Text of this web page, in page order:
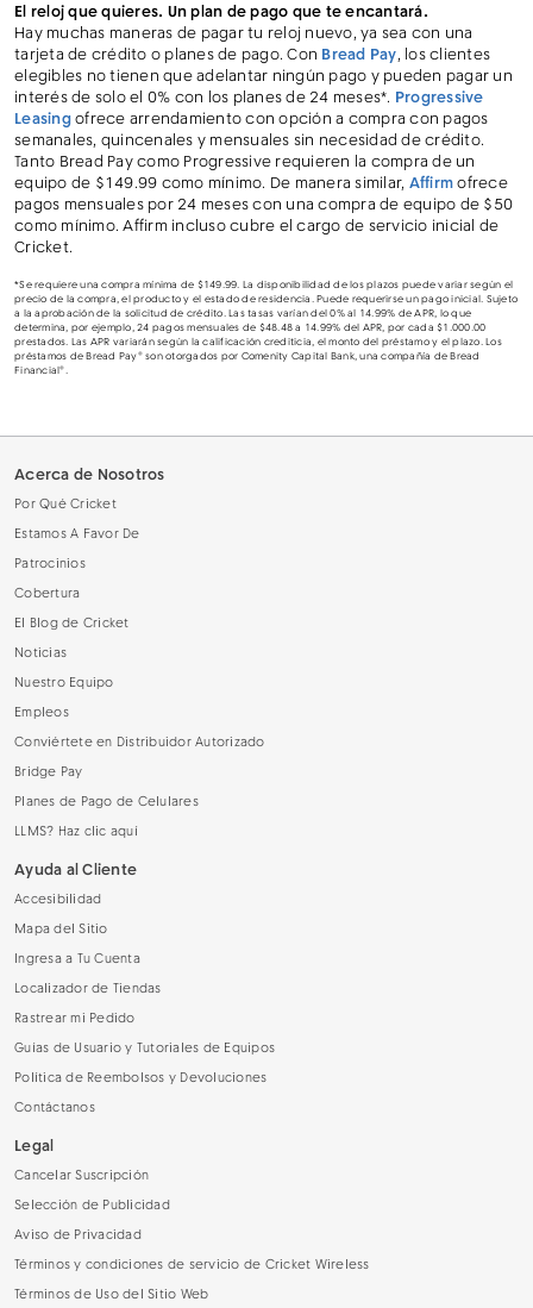
El reloj que quieres. Un plan de pago que te encantará.
Hay muchas maneras de pagar tu reloj nuevo, ya sea con una
tarjeta de crédito o planes de pago. Con Bread Pay, los clientes
elegibles no tienen que adelantar ningún pago y pueden pagar un
interés de solo el 0% con los planes de 24 meses*. Progressive
Leasingofrece arrendamiento con opción a compra con pagos
semanales, quincenales y mensuales sin necesidad de crédito.
Tanto Bread Pay como Progressive requieren la compra de un
equipo de $149.99 como mínimo. De manera similar, Affirmofrece
pagos mensuales por 24 meses con una compra de equipo de $50
como mínimo. Affirm incluso cubre el cargo de servicio inicial de
Cricket.
*Se requiere una compra mínima de $149.99. La disponibilidad de los plazos puede variar según el
precio de la compra, el producto y el estado de residencia. Puede requerirse un pago inicial. Sujeto
a la aprobación de la solicitud de crédito. Las tasas varían del 0% al 14.99% de APR, lo que
determina, por ejemplo, 24 pagos mensuales de $48.48 a 14.99% del APR, por cada $1.000.00
prestados. Las APR variarán según la calificación crediticia, el monto del préstamo y el plazo. Los
préstamos de Bread Pay® son otorgados por Comenity Capital Bank, una compañía de Bread
Financial®.
Acerca de Nosotros
Por Qué Cricket
Estamos A Favor De
Patrocinios
Cobertura
El Blog de Cricket
Noticias
Nuestro Equipo
Empleos
Conviértete en Distribuidor Autorizado
Bridge Pay
Planes de Pago de Celulares
LLMS? Haz clic aquí
Ayuda al Cliente
Accesibilidad
Mapa del Sitio
Ingresa a Tu Cuenta
Localizador de Tiendas
Rastrear mi Pedido
Guías de Usuario y Tutoriales de Equipos
Política de Reembolsos y Devoluciones
Contáctanos
Legal
Cancelar Suscripción
Selección de Publicidad
Aviso de Privacidad
Términos y condiciones de servicio de Cricket Wireless
Términos de Uso del Sitio Web